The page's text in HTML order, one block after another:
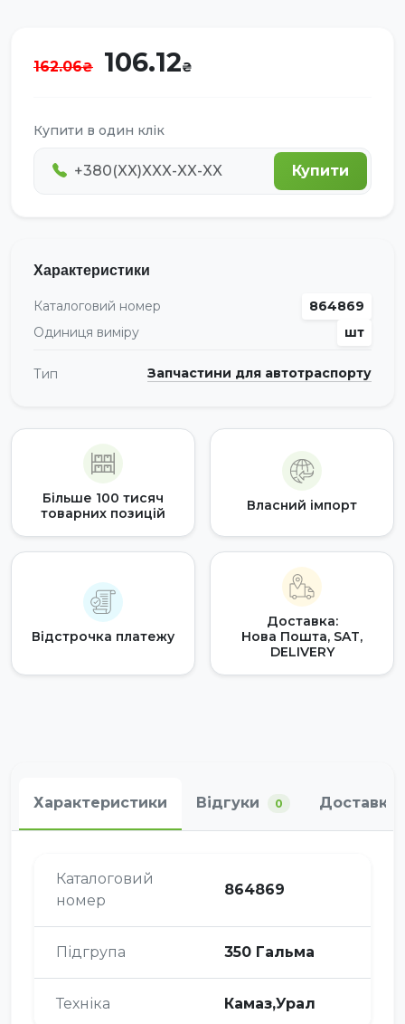
162.06 106.12
Купити в один клік
Купити
Характеристики
Каталоговий номер
864869
Одиниця виміру
шт
Тип Запчастини для автотраспорту
Більше 100 тисяч
товарних позицій
Власний імпорт
Відстрочка платежу
Доставка:
Нова Пошта, SAT,
DELIVERY
Характеристики Відгуки 0 Доставка
Каталоговий
номер
864869
Підгрупа 350 Гальма
Техніка Камаз,Урал